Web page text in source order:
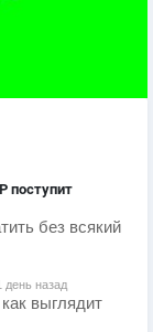
поступит
без всякий
день назад
выглядит